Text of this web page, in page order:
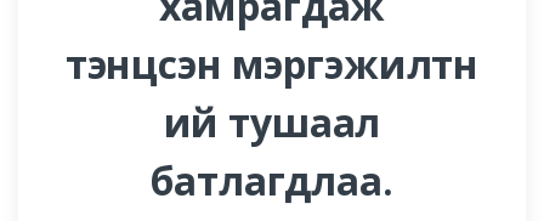
тэнцсэн мэргэжилтн
ий тушаал
батлагдлаа.